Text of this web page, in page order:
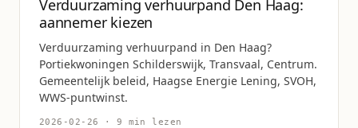
Verduurzaming verhuurpand Den Haag:
aannemer kiezen
Verduurzaming verhuurpand in Den Haag?
Portiekwoningen Schilderswijk, Transvaal, Centrum.
Gemeentelijk beleid, Haagse Energie Lening, SVOH,
WWS-puntwinst.
2026-02-26 · 9 min lezen